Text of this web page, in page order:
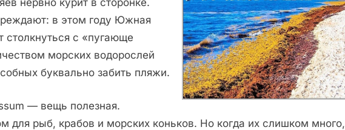
нервно курит в сторонке.
в этом году Южная
с «пугающе
морских водорослей
буквально забить пляжи.
— вещь полезная.
для рыб, крабов и морских коньков. Но когда их слишком много,